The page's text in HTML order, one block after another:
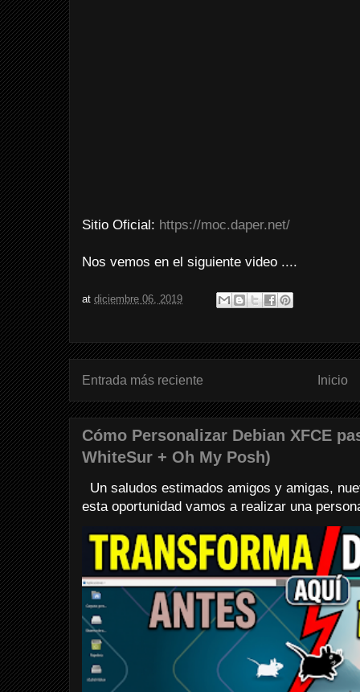
Sitio Oficial: https://moc.daper.net/
Nos vemos en el siguiente video ....
at diciembre 06, 2019
Entrada más reciente Inicio
Cómo Personalizar Debian XFCE
WhiteSur + Oh My Posh)
Un saludos estimados amigos y amigas,
esta oportunidad vamos a realizar una